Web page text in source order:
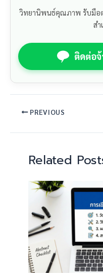
วิทยานิพนธ์คุณภาพ รับมือ
สำ
ติดต่อ
PREVIOUS
Related